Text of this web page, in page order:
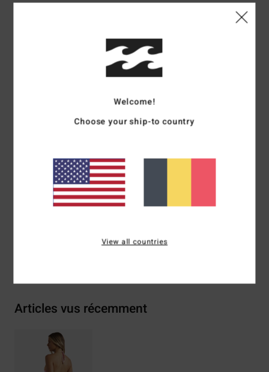
Matière texturée avec 96% de nylon recyclé et
Se porte haut ou bas sur les hanches
Couvrance :couvrance échancrée
Logo :plaque en métal
Composition[Matière principale] 96% nylon recyclé, 4%
Articles vus récemment
Welcome!
Choose your ship-to country
View all countries